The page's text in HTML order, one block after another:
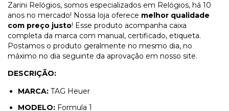
Zarini Relógios, somos especializados em Relógios, há 10
anos no mercado! Nossa loja oferece melhor qualidade
com preço justo! Esse produto acompanha caixa
completa da marca com manual, certificado, etiqueta.
Postamos o produto geralmente no mesmo dia, no
máximo no dia seguinte da aprovação em nosso site.
DESCRIÇÃO:
MARCA: TAG Heuer
MODELO: Formula 1